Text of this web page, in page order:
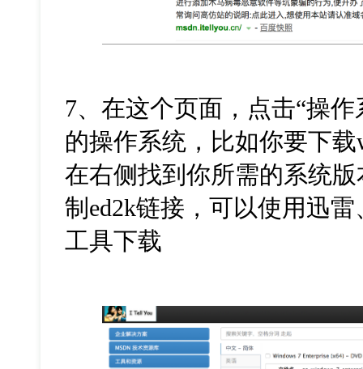
7、在这个页面，点击“操
的操作系统，比如你要下
在右侧找到你所需的系统
制ed2k链接，可以使用迅
工具下载